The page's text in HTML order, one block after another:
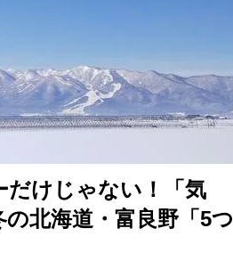
だけじゃない！「気
北海道・富良野「5つ